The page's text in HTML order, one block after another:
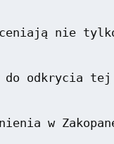
nie
do odkrycia
w